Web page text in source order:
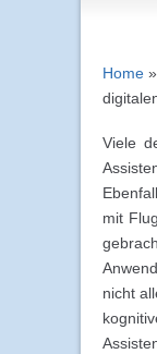
Home »
Viele
mit
nicht